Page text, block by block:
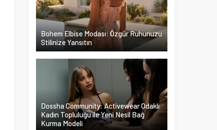
Bohem Elbise Modası: Özgür Ruhunuzu
Stilinize Yansıtın
Dossha Community: Activewear Odaklı
Kadın Topluluğu ile Yeni Nesil Bağ
Kurma Modeli